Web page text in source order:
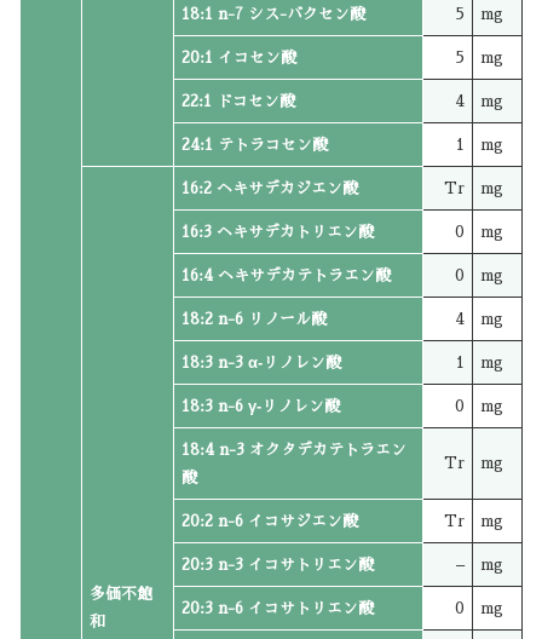
18:1 n-7 シス-バクセン酸 5 mg
20:1 イコセン酸 5 mg
22:1 ドコセン酸 4 mg
24:1 テトラコセン酸 1 mg
多価不飽
和
16:2 ヘキサデカジエン酸 Tr mg
16:3 ヘキサデカトリエン酸 0 mg
16:4 ヘキサデカテトラエン酸 0 mg
18:2 n-6 リノール酸 4 mg
18:3 n-3 α‐リノレン酸 1 mg
18:3 n-6 γ‐リノレン酸 0 mg
18:4 n-3 オクタデカテトラエン
酸
Tr mg
20:2 n-6 イコサジエン酸 Tr mg
20:3 n-3 イコサトリエン酸 – mg
20:3 n-6 イコサトリエン酸 0 mg